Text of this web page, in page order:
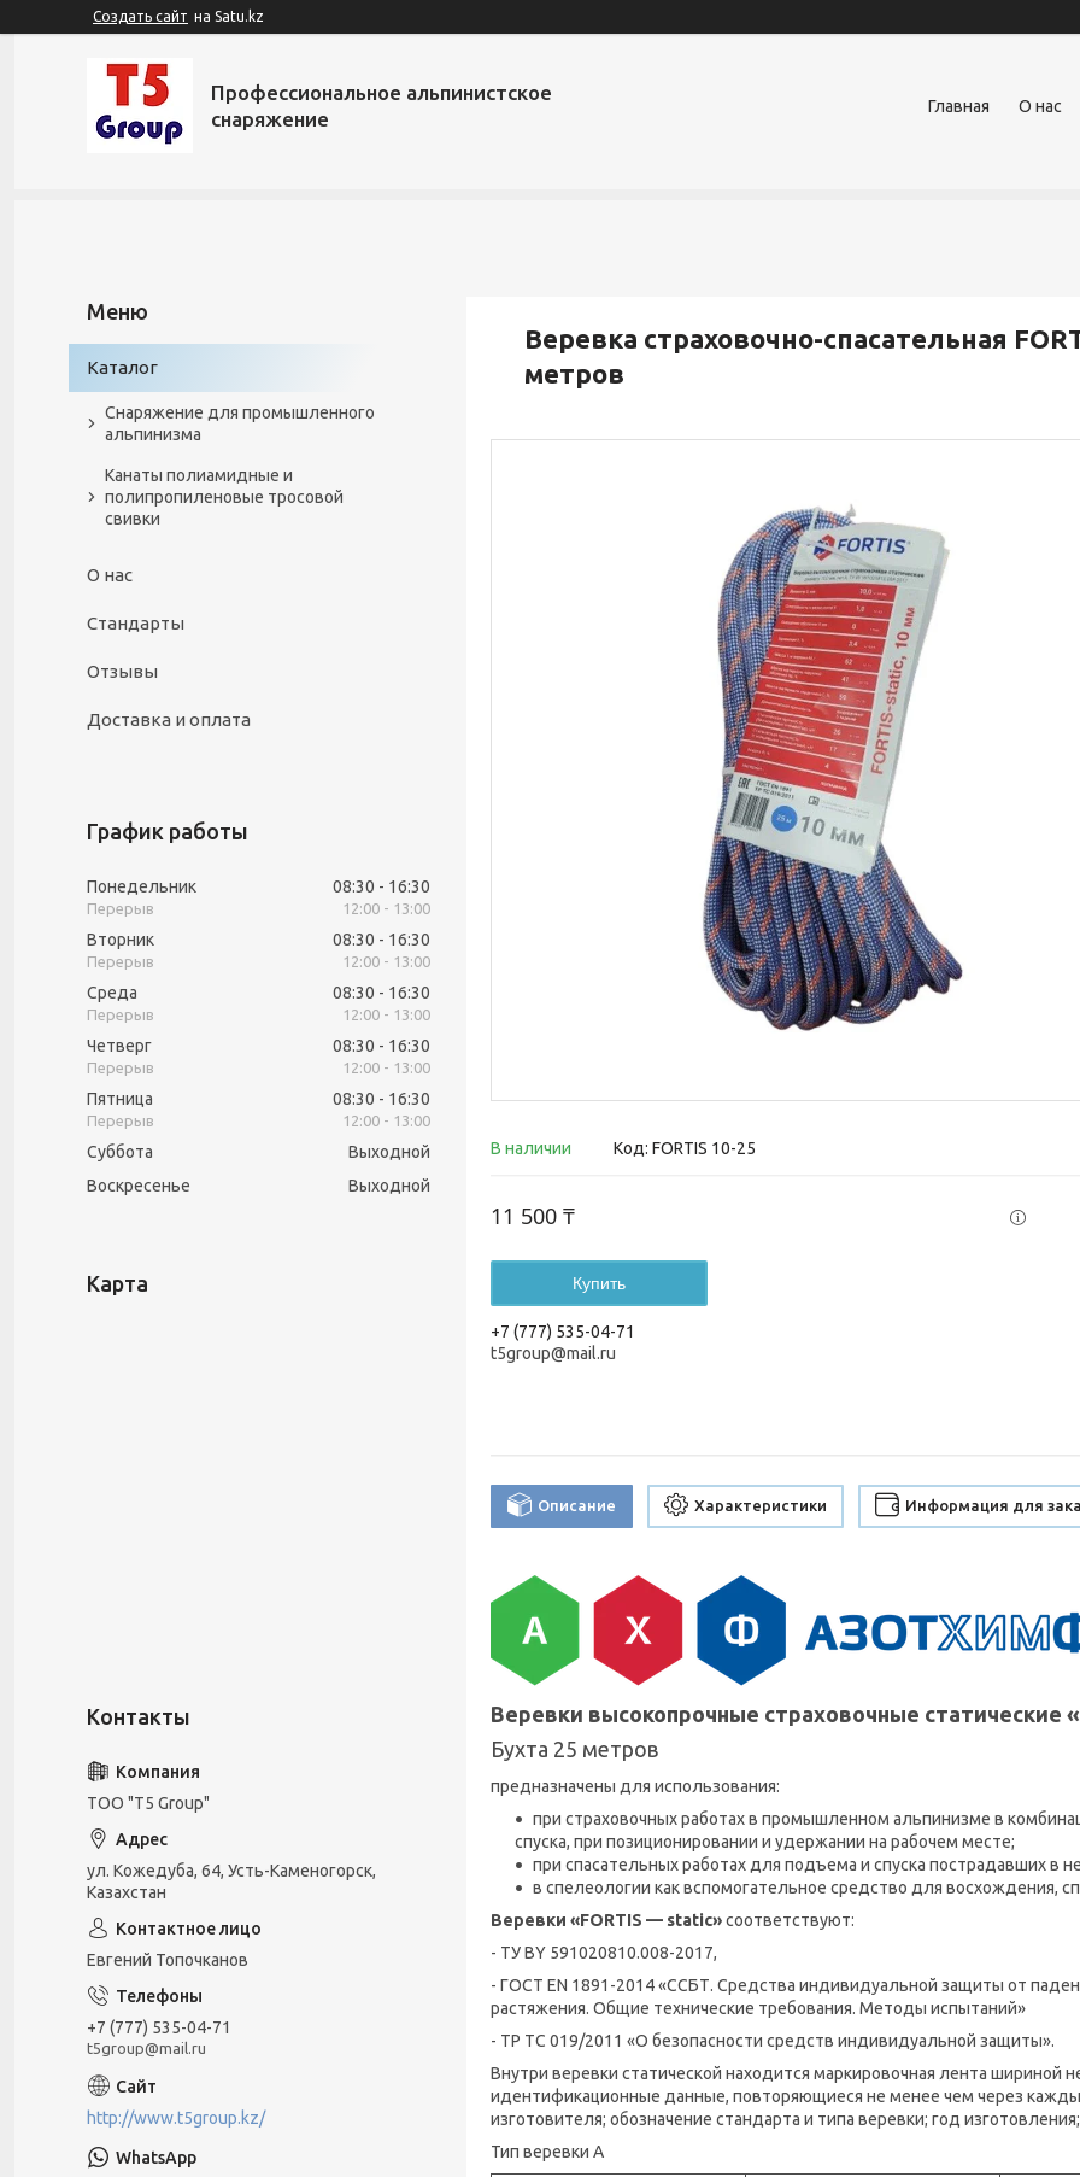
Создать сайт на Satu.kz
Профессиональное альпинистское
снаряжение
Главная О нас
Веревка страховочно-спасательная
метров
В наличии Код: FORTIS 10-25
11 500 ₸
Купить
+7 (777) 535-04-71
t5group@mail.ru
Описание Характеристики Информация для
Веревки высокопрочные страховочные статические
Бухта 25 метров
предназначены для использования:
при страховочных работах в промышленном альпинизме в
спуска, при позиционировании и удержании на рабочем месте;
при спасательных работах для подъема и спуска пострадавших в
в спелеологии как вспомогательное средство для восхождения,
Веревки «FORTIS — static»соответствуют:
- ТУ BY 591020810.008-2017,
- ГОСТ ЕN 1891-2014 «ССБТ. Средства индивидуальной защиты от
растяжения. Общие технические требования. Методы испытаний»
- ТР ТС 019/2011 «О безопасности средств индивидуальной защиты».
Внутри веревки статической находится маркировочная лента шириной
идентификационные данные, повторяющиеся не менее чем через
изготовителя; обозначение стандарта и типа веревки; год
Тип веревки А
Каталог
Снаряжение для промышленного
альпинизма
Канаты полиамидные и
полипропиленовые тросовой
свивки
О нас
Стандарты
Отзывы
Доставка и оплата
График работы
Понедельник 08:30 16:30
12:00 13:00
Вторник 08:30 16:30
12:00 13:00
Среда 08:30 16:30
12:00 13:00
Четверг 08:30 16:30
12:00 13:00
Пятница 08:30 16:30
12:00 13:00
Суббота
Выходной
Воскресенье
Выходной
Карта
ТОО "T5 Group"
ул. Кожедуба, 64, Усть-Каменогорск,
Казахстан
Евгений Топочканов
+7 (777) 535-04-71
t5group@mail.ru
http://www.t5group.kz/